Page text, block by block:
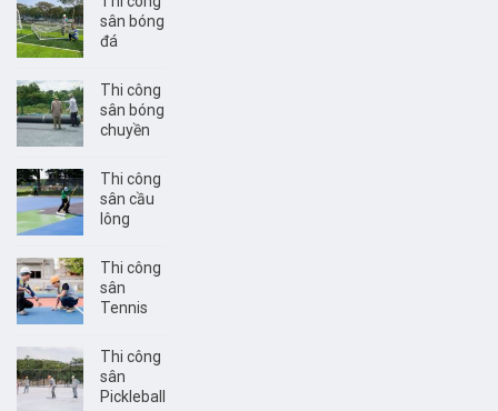
sân bóng
đá
Thi công
sân bóng
chuyền
Thi công
sân cầu
lông
Thi công
sân
Tennis
Thi công
sân
Pickleball